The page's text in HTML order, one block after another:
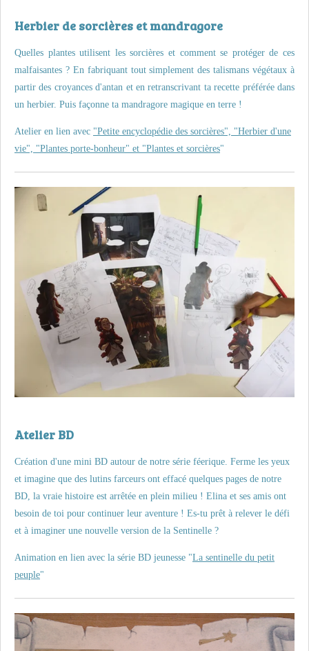
Herbier de sorcières et mandragore
Quelles plantes utilisent les sorcières et comment se protéger de ces
malfaisantes ? En fabriquant tout simplement des talismans végétaux à
partir des croyances d'antan et en retranscrivant ta recette préférée dans
un herbier. Puis façonne ta mandragore magique en terre !
Atelier en lien avec "Petite encyclopédie des sorcières", "Herbier d'une
vie", "Plantes porte-bonheur" et "Plantes et sorcières"
Atelier BD
Création d'une mini BD autour de notre série féerique. Ferme les yeux
et imagine que des lutins farceurs ont effacé quelques pages de notre
BD, la vraie histoire est arrêtée en plein milieu ! Elina et ses amis ont
besoin de toi pour continuer leur aventure ! Es-tu prêt à relever le défi
et à imaginer une nouvelle version de la Sentinelle ?
Animation en lien avec la série BD jeunesse "La sentinelle du petit
peuple"